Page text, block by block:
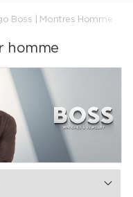
Boss | Montres Homme
homme